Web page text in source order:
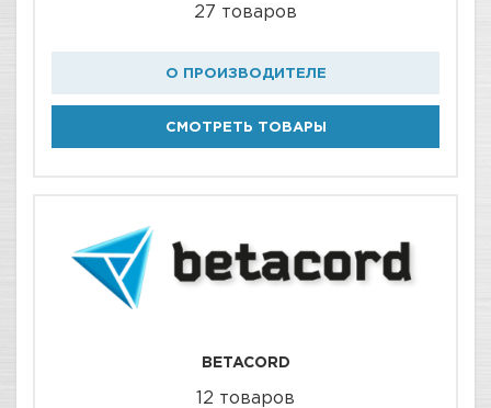
27 товаров
О ПРОИЗВОДИТЕЛЕ
СМОТРЕТЬ ТОВАРЫ
BETACORD
12 товаров